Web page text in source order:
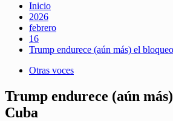
Inicio
2026
febrero
16
Trump endurece (aún más) el
Otras voces
Trump endurece (aún
Cuba